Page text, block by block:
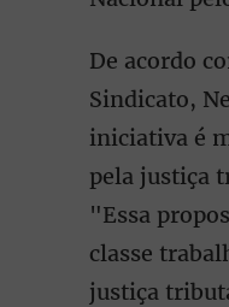
De acordo
Sindicato,
iniciativa é
pela justiça
"Essa
classe
justiça